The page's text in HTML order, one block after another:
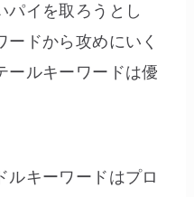
パイを取ろうとし
ドから攻めにいく
ールキーワードは優
ルキーワードはプロ